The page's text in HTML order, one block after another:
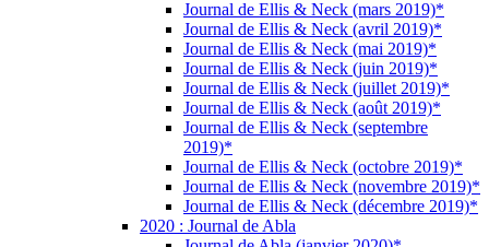
Journal de Ellis & Neck (mars 2019)*
Journal de Ellis & Neck (avril 2019)*
Journal de Ellis & Neck (mai 2019)*
Journal de Ellis & Neck (juin 2019)*
Journal de Ellis & Neck (juillet 2019)*
Journal de Ellis & Neck (août 2019)*
Journal de Ellis & Neck (septembre
2019)*
Journal de Ellis & Neck (octobre 2019)*
Journal de Ellis & Neck (novembre 2019)*
Journal de Ellis & Neck (décembre 2019)*
2020 : Journal de Abla